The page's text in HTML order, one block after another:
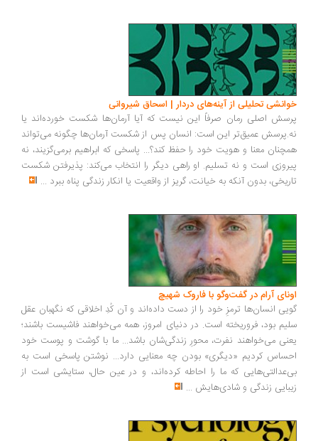
تحلیلی از آینه‌های دردار | اسحاق شیروانی
اصلی رمان صرفاً این نیست که آیا آرمان‌ها شکست خورده‌اند یا
عمیق‌تر این است: انسان پس از شکست آرمان‌ها چگونه می‌تواند
معنا و هویت خود را حفظ کند؟... پاسخی که ابراهیم برمی‌گزیند، نه
است و نه تسلیم. او راهی دیگر را انتخاب می‌کند: پذیرفتن شکست
بدون آنکه به خیانت، گریز از واقعیت یا انکار زندگی پناه ببرد...
آرام در گفت‌وگو با فاروک شهیچ‭
انسان‌ها ترمزِ خود را از دست داده‌اند و آن کُدِ اخلاقی که نگهبان عقل
بود، فروریخته است. در دنیای امروز، همه می‌خواهند فاشیست باشند؛
می‌خواهند نفرت، محورِ زندگی‌شان باشد... ما با گوشت و پوست خود
کردیم «دیگری» بودن چه معنایی دارد... نوشتن پاسخی است به
که ما را احاطه کرده‌اند، و در عین حال، ستایشی است از
زندگی و شادی‌هایش...